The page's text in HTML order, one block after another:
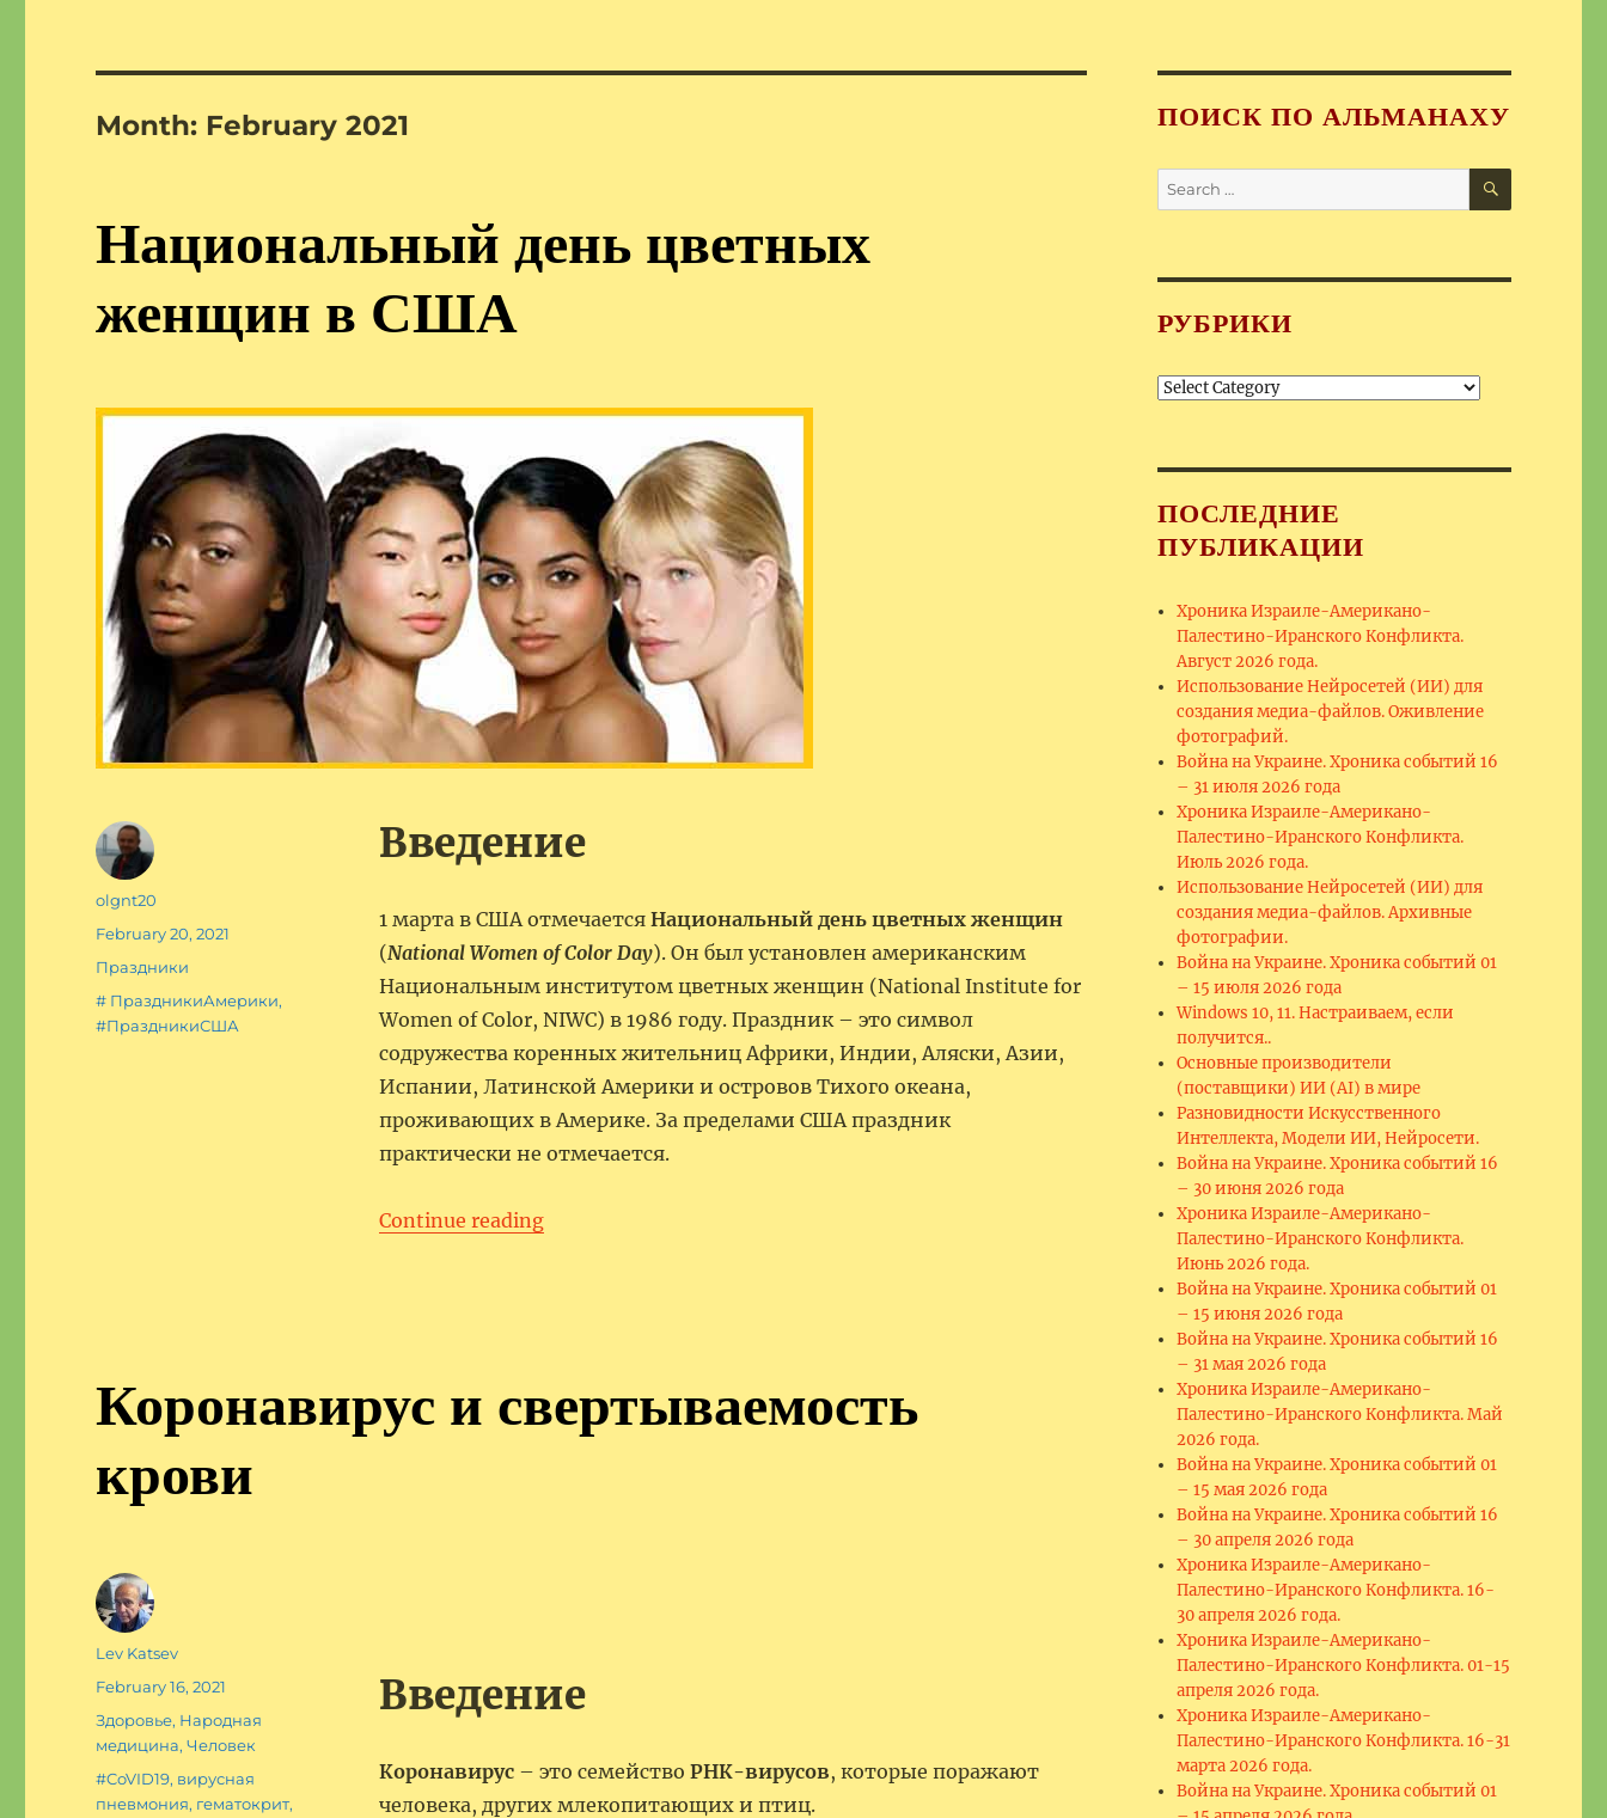
Month: February 2021
Национальный день цветных
женщин в США
Введение
1 марта в США отмечается Национальный день цветных женщин
(National Women of Color Day). Он был установлен американским
Национальным институтом цветных женщин (National Institute for
Women of Color, NIWC) в 1986 году. Праздник – это символ
содружества коренных жительниц Африки, Индии, Аляски, Азии,
Испании, Латинской Америки и островов Тихого океана,
проживающих в Америке. За пределами США праздник
практически не отмечается.
Continue reading“Национальный день цветных женщин в США”
Author
olgnt20
Posted
on
February 20, 2021
Categories
Праздники
Tags
# ПраздникиАмерики,
#ПраздникиСША
Коронавирус и свертываемость
крови
Введение
Коронавирус– это семейство РНК-вирусов, которые поражают
человека, других млекопитающих и птиц.
Author
Lev Katsev
Posted
on
February 16, 2021
Categories
Здоровье, Народная
медицина,Человек
Tags
#CoVID19, вирусная
пневмония, гематокрит,
ПОИСК ПО АЛЬМАНАХУ
Search
for:
SEARCH
РУБРИКИ
Рубрики
ПОСЛЕДНИЕ
ПУБЛИКАЦИИ
Хроника Израиле-Американо-
Палестино-Иранского Конфликта.
Август 2026 года.
Использование Нейросетей (ИИ) для
создания медиа-файлов. Оживление
фотографий.
Война на Украине. Хроника событий 16
– 31 июля 2026 года
Хроника Израиле-Американо-
Палестино-Иранского Конфликта.
Июль 2026 года.
Использование Нейросетей (ИИ) для
создания медиа-файлов. Архивные
фотографии.
Война на Украине. Хроника событий 01
– 15 июля 2026 года
Windows 10, 11. Настраиваем, если
получится..
Основные производители
(поставщики) ИИ (AI) в мире
Разновидности Искусственного
Интеллекта, Модели ИИ, Нейросети.
Война на Украине. Хроника событий 16
– 30 июня 2026 года
Хроника Израиле-Американо-
Палестино-Иранского Конфликта.
Июнь 2026 года.
Война на Украине. Хроника событий 01
– 15 июня 2026 года
Война на Украине. Хроника событий 16
– 31 мая 2026 года
Хроника Израиле-Американо-
Палестино-Иранского Конфликта. Май
2026 года.
Война на Украине. Хроника событий 01
– 15 мая 2026 года
Война на Украине. Хроника событий 16
– 30 апреля 2026 года
Хроника Израиле-Американо-
Палестино-Иранского Конфликта. 16-
30 апреля 2026 года.
Хроника Израиле-Американо-
Палестино-Иранского Конфликта. 01-15
апреля 2026 года.
Хроника Израиле-Американо-
Палестино-Иранского Конфликта. 16-31
марта 2026 года.
Война на Украине. Хроника событий 01